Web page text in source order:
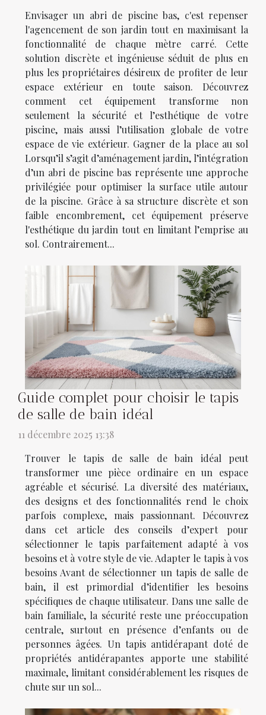
Envisager un abri de piscine bas, c'est repenser
l'agencement de son jardin tout en maximisant la
fonctionnalité de chaque mètre carré. Cette
solution discrète et ingénieuse séduit de plus en
plus les propriétaires désireux de profiter de leur
espace extérieur en toute saison. Découvrez
comment cet équipement transforme non
seulement la sécurité et l’esthétique de votre
piscine, mais aussi l’utilisation globale de votre
espace de vie extérieur. Gagner de la place au sol
Lorsqu’il s’agit d’aménagement jardin, l’intégration
d’un abri de piscine bas représente une approche
privilégiée pour optimiser la surface utile autour
de la piscine. Grâce à sa structure discrète et son
faible encombrement, cet équipement préserve
l'esthétique du jardin tout en limitant l’emprise au
sol. Contrairement...
Guide complet pour choisir le tapis
de salle de bain idéal
11 décembre 2025 13:38
Trouver le tapis de salle de bain idéal peut
transformer une pièce ordinaire en un espace
agréable et sécurisé. La diversité des matériaux,
des designs et des fonctionnalités rend le choix
parfois complexe, mais passionnant. Découvrez
dans cet article des conseils d’expert pour
sélectionner le tapis parfaitement adapté à vos
besoins et à votre style de vie. Adapter le tapis à vos
besoins Avant de sélectionner un tapis de salle de
bain, il est primordial d’identifier les besoins
spécifiques de chaque utilisateur. Dans une salle de
bain familiale, la sécurité reste une préoccupation
centrale, surtout en présence d’enfants ou de
personnes âgées. Un tapis antidérapant doté de
propriétés antidérapantes apporte une stabilité
maximale, limitant considérablement les risques de
chute sur un sol...